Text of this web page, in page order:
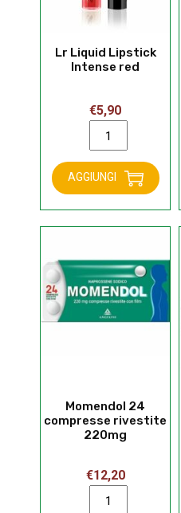
Lr Liquid Lipstick
Intense red
€5,90
Lipstick
Intense
red
AGGIUNGI
Momendol 24
compresse rivestite
220mg
€12,20
Momendol